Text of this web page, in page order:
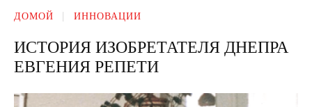
ДОМОЙ ИННОВАЦИИ
ИСТОРИЯ ИЗОБРЕТАТЕЛЯ ДНЕПРА
ЕВГЕНИЯ РЕПЕТИ